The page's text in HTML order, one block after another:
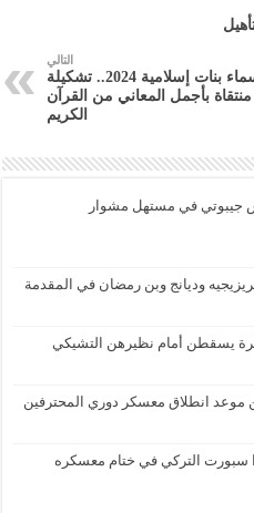
التالي
أسماء بنات إسلامية 2024.. تشكيلة
منتقاة بأجمل المعاني من القرآن
الكريم
جيبوتي في مستهل مشوار
يسقطن أمام نظيرهن التشيكي
موعد انطلاق معسكر دوري المحترفين
سبورت التركي في ختام معسكره